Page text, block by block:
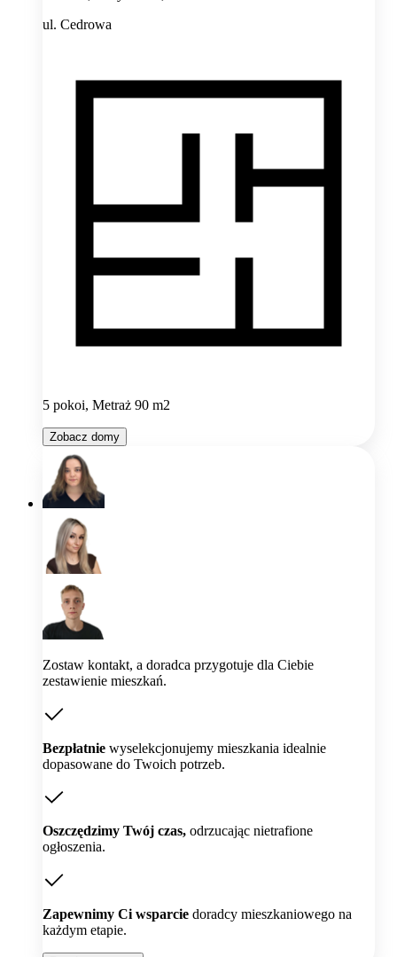
ul. Cedrowa
5 pokoi, Metraż 90 m2
Zobacz domy
Zostaw kontakt, a doradca przygotuje dla Ciebie
zestawienie mieszkań.
Bezpłatnie wyselekcjonujemy mieszkania idealnie
dopasowane do Twoich potrzeb.
Oszczędzimy Twój czas, odrzucając nietrafione
ogłoszenia.
Zapewnimy Ci wsparcie doradcy mieszkaniowego na
każdym etapie.